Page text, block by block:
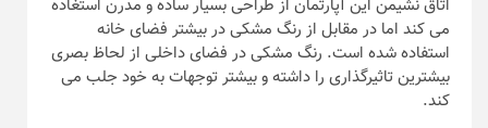
اتاق نشیمن این آپارتمان از طراحی بسیار ساده و مدرن استغاده
می کند اما در مقابل از رنگ مشکی در بیشتر فضای خانه
استفاده شده است. رنگ مشکی در فضای داخلی از لحاظ بصری
بیشترین تاثیرگذاری را داشته و بیشتر توجهات به خود جلب می
کند.